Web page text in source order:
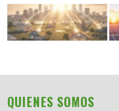
QUIENES SOMOS